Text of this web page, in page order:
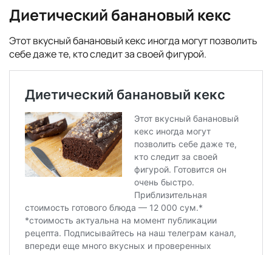
Диетический банановый кекс
Этот вкусный банановый кекс иногда могут позволить
себе даже те, кто следит за своей фигурой.